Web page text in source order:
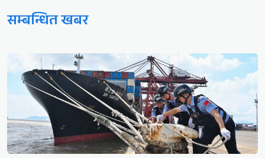
सम्बन्धित खबर